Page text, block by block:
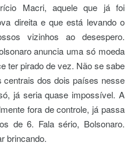
Macri, aquele que já foi
direita e que está levando o
vizinhos ao desespero.
anuncia uma só moeda
ter pirado de vez. Não se sabe
centrais dos dois países nesse
já seria quase impossível. A
fora de controle, já passa
de 6. Fala sério, Bolsonaro.
brincando.